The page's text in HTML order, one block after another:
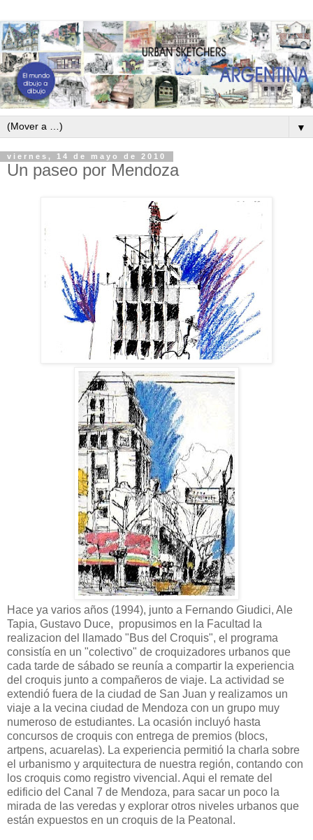
▼
viernes, 14 de mayo de 2010
Un paseo por Mendoza
Hace ya varios años (1994), junto a Fernando Giudici, Ale
Tapia, Gustavo Duce, propusimos en la Facultad la
realizacion del llamado "Bus del Croquis", el programa
consistía en un "colectivo" de croquizadores urbanos que
cada tarde de sábado se reunía a compartir la experiencia
del croquis junto a compañeros de viaje. La actividad se
extendió fuera de la ciudad de San Juan y realizamos un
viaje a la vecina ciudad de Mendoza con un grupo muy
numeroso de estudiantes. La ocasión incluyó hasta
concursos de croquis con entrega de premios (blocs,
artpens, acuarelas). La experiencia permitió la charla sobre
el urbanismo y arquitectura de nuestra región, contando con
los croquis como registro vivencial. Aqui el remate del
edificio del Canal 7 de Mendoza, para sacar un poco la
mirada de las veredas y explorar otros niveles urbanos que
están expuestos en un croquis de la Peatonal.